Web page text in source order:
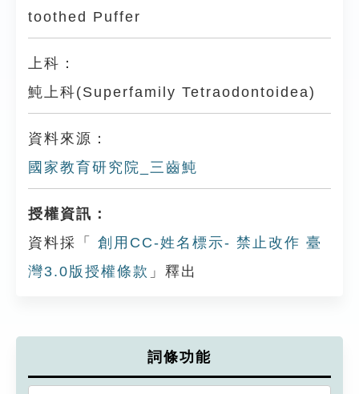
toothed Puffer
上科：
魨上科(Superfamily Tetraodontoidea)
資料來源：
國家教育研究院_三齒魨
授權資訊：
資料採「
創用CC-姓名標示- 禁止改作 臺
灣3.0版授權條款 」釋出
詞條功能